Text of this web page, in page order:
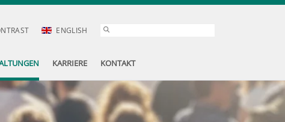
ENGLISH
KARRIERE KONTAKT